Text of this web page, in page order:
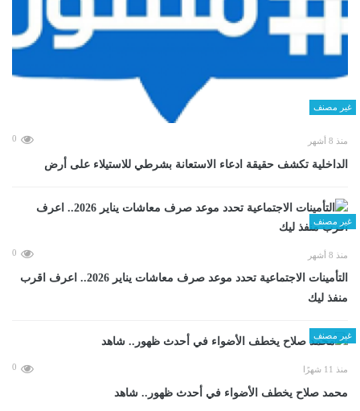
غير مصنف
منذ 8 أشهر 0
الداخلية تكشف حقيقة ادعاء الاستعانة بشرطي للاستيلاء على أرض
غير مصنف
منذ 8 أشهر 0
التأمينات الاجتماعية تحدد موعد صرف معاشات يناير 2026.. اعرف اقرب
منفذ ليك
غير مصنف
منذ 11 شهرًا 0
محمد صلاح يخطف الأضواء في أحدث ظهور.. شاهد